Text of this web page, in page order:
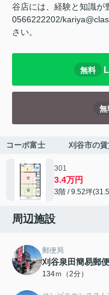
谷店には、経験と知識が
0566222202/
さい。
無料
無
コーポ富士 刈谷市の賃貸
301
3.4万円
3階 / 9.52坪
周辺施設
郵便局
刈谷泉田簡易郵
134ｍ（2分）